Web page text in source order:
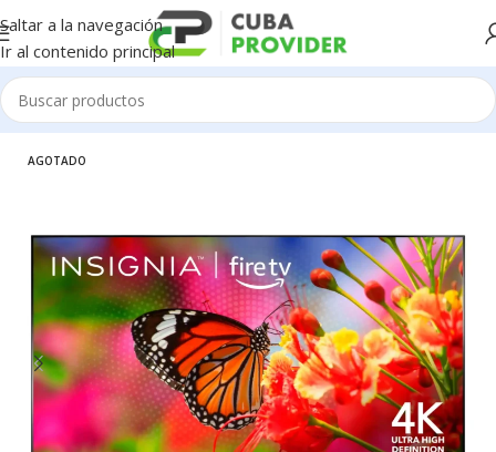
Saltar a la navegación
Ir al contenido principal
Inicio/Electrodomésticos/Televisores
AGOTADO